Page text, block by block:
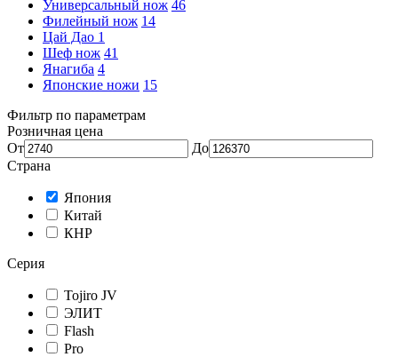
Универсальный нож 46
Филейный нож 14
Цай Дао 1
Шеф нож 41
Янагиба 4
Японские ножи 15
Фильтр по параметрам
Розничная цена
От
До
Страна
Япония
Китай
КНР
Серия
Tojiro JV
ЭЛИТ
Flash
Pro